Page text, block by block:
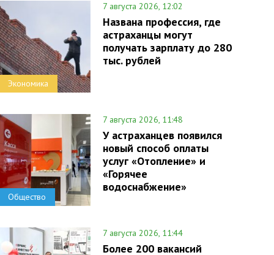
Экономика
7 августа 2026, 12:02
Названа профессия, где
астраханцы могут
получать зарплату до 280
тыс. рублей
Общество
7 августа 2026, 11:48
У астраханцев появился
новый способ оплаты
услуг «Отопление» и
«Горячее
водоснабжение»
7 августа 2026, 11:44
Более 200 вакансий